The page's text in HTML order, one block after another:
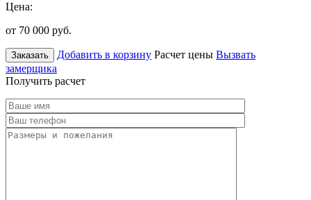
Цена:
от 70 000 руб.
Заказать Добавить в корзину Расчет цены Вызвать
замерщика
Получить расчет